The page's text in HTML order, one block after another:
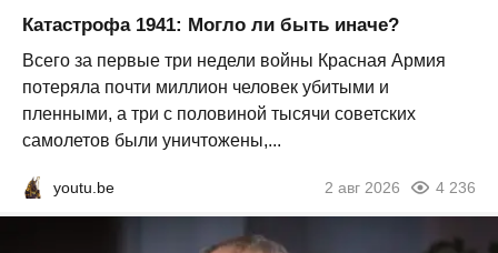
Катастрофа 1941: Могло ли быть иначе?
Всего за первые три недели войны Красная Армия
потеряла почти миллион человек убитыми и
пленными, а три с половиной тысячи советских
самолетов были уничтожены,...
youtu.be 2 авг 2026 4 236